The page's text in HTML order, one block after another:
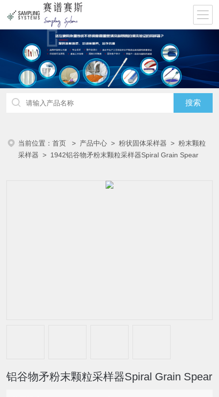
当前位置：首页 > 产品中心 >粉状固体采样器 >粉末颗粒
采样器 > 1942铝谷物矛粉末颗粒采样器Spiral Grain Spear
铝谷物矛粉末颗粒采样器Spiral Grain Spear